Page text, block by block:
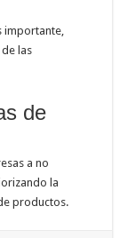
importante,
las
de
a no
la
productos.